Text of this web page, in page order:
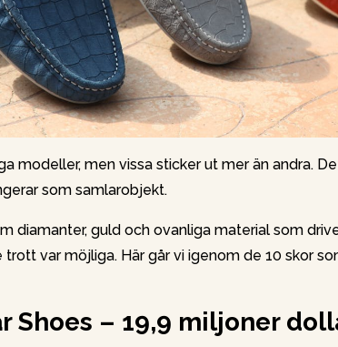
modeller, men vissa sticker ut mer än andra.
som samlarobjekt.
diamanter, guld och ovanliga material som
var möjliga. Här går vi igenom de 10 skor
Shoes – 19,9 miljoner